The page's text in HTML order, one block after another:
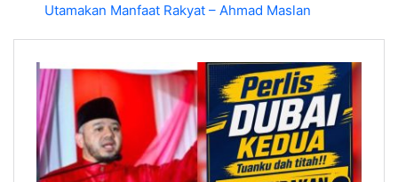
Utamakan Manfaat Rakyat – Ahmad Maslan